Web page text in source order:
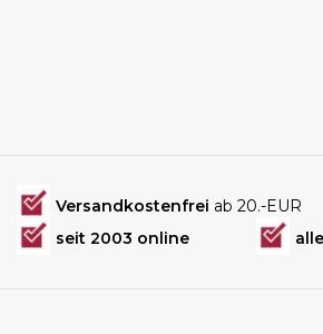
Versandkostenfrei ab 20.-EUR
seit 2003 online